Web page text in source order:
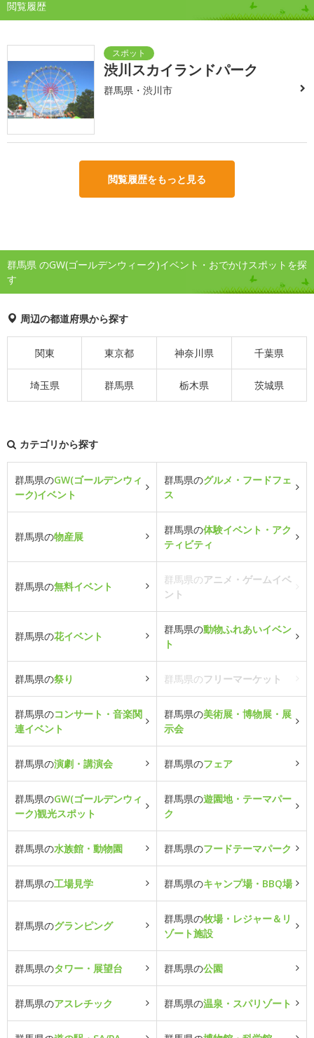
閲覧履歴
渋川スカイランドパーク
群馬県・渋川市
閲覧履歴をもっと見る
群馬県 のGW(ゴールデンウィーク)イベント・おでかけスポットを探
す
周辺の都道府県から探す
関東 東京都 神奈川県 千葉県
埼玉県 群馬県 栃木県 茨城県
カテゴリから探す
群馬県のGW(ゴールデンウィ
ーク)イベント
群馬県のグルメ・フードフェ
ス
群馬県の物産展
群馬県の体験イベント・アク
ティビティ
群馬県の無料イベント
群馬県のアニメ・ゲームイベ
ント
群馬県の花イベント
群馬県の動物ふれあいイベン
ト
群馬県の祭り 群馬県のフリーマーケット
群馬県のコンサート・音楽関
連イベント
群馬県の美術展・博物展・展
示会
群馬県の演劇・講演会 群馬県のフェア
群馬県のGW(ゴールデンウィ
ーク)観光スポット
群馬県の遊園地・テーマパー
ク
群馬県の水族館・動物園 群馬県のフードテーマパーク
群馬県の工場見学 群馬県のキャンプ場・BBQ場
群馬県のグランピング
群馬県の牧場・レジャー＆リ
ゾート施設
群馬県のタワー・展望台 群馬県の公園
群馬県のアスレチック 群馬県の温泉・スパリゾート